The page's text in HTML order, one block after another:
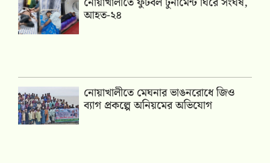
আহত-২৪
নোয়াখালীতে মেঘনার ভাঙনরোধে জিও
ব্যাগ প্রকল্পে অনিয়মের অভিযোগ